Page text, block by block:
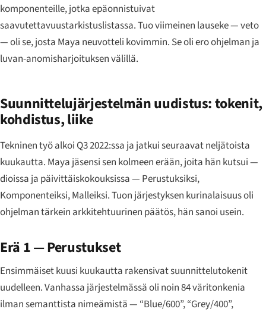
komponenteille, jotka epäonnistuivat
saavutettavuustarkistuslistassa. Tuo viimeinen lauseke — veto
— oli se, josta Maya neuvotteli kovimmin. Se oli ero ohjelman ja
luvan-anomisharjoituksen välillä.
Suunnittelujärjestelmän uudistus: tokenit,
kohdistus, liike
Tekninen työ alkoi Q3 2022:ssa ja jatkui seuraavat neljätoista
kuukautta. Maya jäsensi sen kolmeen erään, joita hän kutsui —
dioissa ja päivittäiskokouksissa — Perustuksiksi,
Komponenteiksi, Malleiksi. Tuon järjestyksen kurinalaisuus oli
ohjelman tärkein arkkitehtuurinen päätös, hän sanoi usein.
Erä 1 — Perustukset
Ensimmäiset kuusi kuukautta rakensivat suunnittelutokenit
uudelleen. Vanhassa järjestelmässä oli noin 84 väritonkenia
ilman semanttista nimeämistä — “Blue/600”, “Grey/400”,